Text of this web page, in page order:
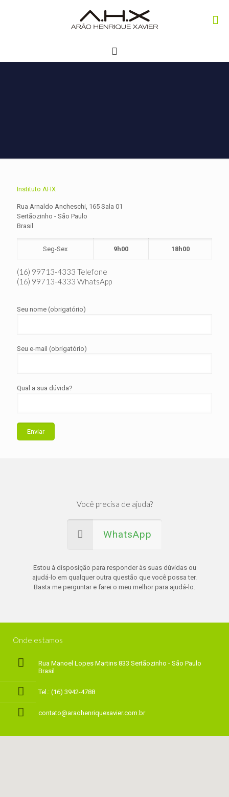
Instituto AHX
Rua Arnaldo Ancheschi, 165 Sala 01
Sertãozinho - São Paulo
Brasil
Seg-Sex 9h00 18h00
(16) 99713-4333 Telefone
(16) 99713-4333 WhatsApp
Seu nome (obrigatório)
Seu e-mail (obrigatório)
Qual a sua dúvida?
Você precisa de ajuda?
WhatsApp
Estou à disposição para responder às suas dúvidas ou
ajudá-lo em qualquer outra questão que você possa ter.
Basta me perguntar e farei o meu melhor para ajudá-lo.
Onde estamos
Rua Manoel Lopes Martins 833 Sertãozinho - São Paulo
Brasil
Tel.: (16) 3942-4788
contato@araohenriquexavier.com.br